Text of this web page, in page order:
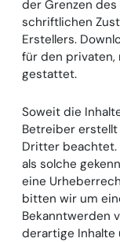
der Grenzen
schriftlichen
Erstellers.
für den privaten,
gestattet.
Soweit die
Betreiber
Dritter
als solche
eine
bitten wir um
Bekanntwerden
derartige Inhalte